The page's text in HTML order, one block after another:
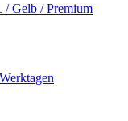
/ Gelb / Premium
Werktagen